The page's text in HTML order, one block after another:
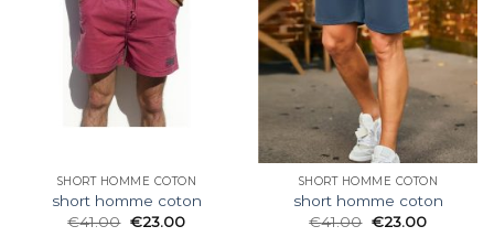
SHORT HOMME COTON
short homme coton
€41.00 €23.00
SHORT HOMME COTON
short homme coton
€41.00 €23.00